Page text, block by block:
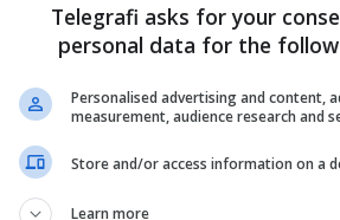
është se Bullgaria ka një
që bën gjatë gjithë
Osmani tha se nëse njerëzit
të qeverisë bullgare nga viti
Telegrafi asks for your
personal data for the
Personalised advertising and content,
measurement, audience research and
Store and/or access information on a
Learn more